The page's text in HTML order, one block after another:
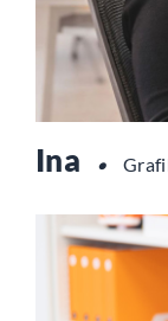
Ina •